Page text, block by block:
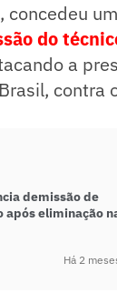
concedeu
do
a
contra
demissão de
após eliminação
Há 2